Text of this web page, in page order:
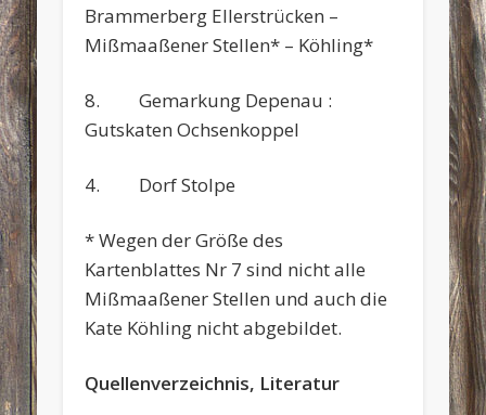
Brammerberg Ellerstrücken –
Mißmaaßener Stellen* – Köhling*
8. Gemarkung Depenau :
Gutskaten Ochsenkoppel
4. Dorf Stolpe
* Wegen der Größe des
Kartenblattes Nr 7 sind nicht alle
Mißmaaßener Stellen und auch die
Kate Köhling nicht abgebildet.
Quellenverzeichnis, Literatur